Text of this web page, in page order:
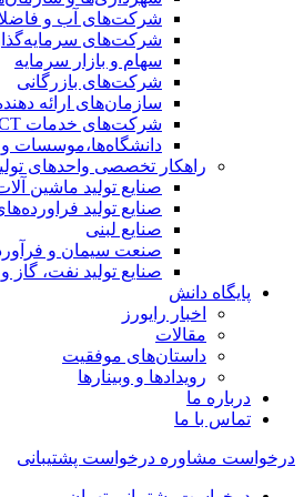
شرکت‌های آب و
شرکت‌های
سهام و بازار سرمایه
شرکت‌های بازرگانی
سازمان‌های ارائه
شرکت‌های خدمات ICT
دانشگاه‌ها،موسسات
راهکار تخصصی واحدهای
صنایع توليد ماشين
صنایع تولید
صنایع لبنی
صنعت سیمان و
صنایع تولید نفت، گاز
پایگاه دانش
اخبار رایورز
مقالات
داستان‌های موفقیت
رویدادها و وبینارها
درباره ما
تماس با ما
درخواست مشاوره درخواست پشتیبانی